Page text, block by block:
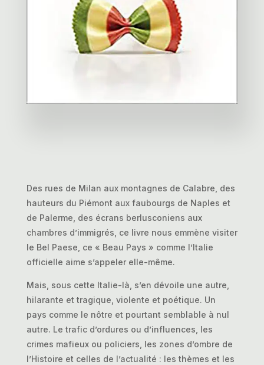
Des rues de Milan aux montagnes de Calabre, des
hauteurs du Piémont aux faubourgs de Naples et
de Palerme, des écrans berlusconiens aux
chambres d’immigrés, ce livre nous emmène visiter
le Bel Paese, ce « Beau Pays » comme l’Italie
officielle aime s’appeler elle-même.
Mais, sous cette Italie-là, s’en dévoile une autre,
hilarante et tragique, violente et poétique. Un
pays comme le nôtre et pourtant semblable à nul
autre. Le trafic d’ordures ou d’influences, les
crimes mafieux ou policiers, les zones d’ombre de
l’Histoire et celles de l’actualité : les thèmes et les